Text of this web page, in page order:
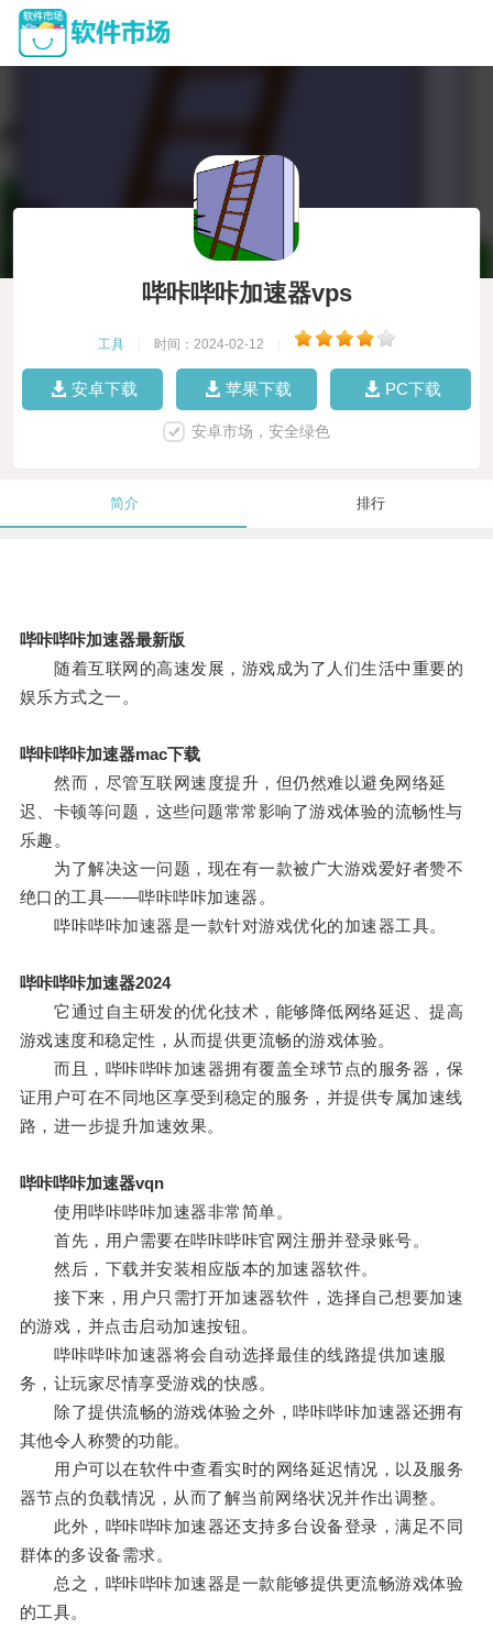
哔咔哔咔加速器vps
工具 时间：2024-02-12
安卓下载 苹果下载 PC下载
安卓市场，安全绿色
简介 排行
哔咔哔咔加速器最新版
随着互联网的高速发展，游戏成为了人们生活中重要的
娱乐方式之一。
哔咔哔咔加速器mac下载
然而，尽管互联网速度提升，但仍然难以避免网络延
迟、卡顿等问题，这些问题常常影响了游戏体验的流畅性与
乐趣。
为了解决这一问题，现在有一款被广大游戏爱好者赞不
绝口的工具——哔咔哔咔加速器。
哔咔哔咔加速器是一款针对游戏优化的加速器工具。
哔咔哔咔加速器2024
它通过自主研发的优化技术，能够降低网络延迟、提高
游戏速度和稳定性，从而提供更流畅的游戏体验。
而且，哔咔哔咔加速器拥有覆盖全球节点的服务器，保
证用户可在不同地区享受到稳定的服务，并提供专属加速线
路，进一步提升加速效果。
哔咔哔咔加速器vqn
使用哔咔哔咔加速器非常简单。
首先，用户需要在哔咔哔咔官网注册并登录账号。
然后，下载并安装相应版本的加速器软件。
接下来，用户只需打开加速器软件，选择自己想要加速
的游戏，并点击启动加速按钮。
哔咔哔咔加速器将会自动选择最佳的线路提供加速服
务，让玩家尽情享受游戏的快感。
除了提供流畅的游戏体验之外，哔咔哔咔加速器还拥有
其他令人称赞的功能。
用户可以在软件中查看实时的网络延迟情况，以及服务
器节点的负载情况，从而了解当前网络状况并作出调整。
此外，哔咔哔咔加速器还支持多台设备登录，满足不同
群体的多设备需求。
总之，哔咔哔咔加速器是一款能够提供更流畅游戏体验
的工具。